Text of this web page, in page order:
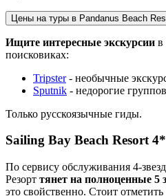
Цены на туры в Pandanus Beach
Ищите интересные экскурсии в
поисковиках:
Tripster- необычные
Sputnik - недорогие
Только русскоязычные гиды.
Sailing Bay Beach Resort 4*
По сервису обслуживания 4-
Резорт тянет на полноценные 5
это свойственно. Стоит